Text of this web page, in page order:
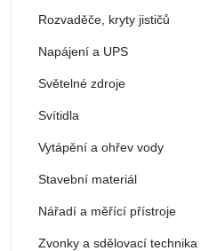
Rozvaděče, kryty jističů
Napájení a UPS
Světelné zdroje
Svítidla
Vytápění a ohřev vody
Stavební materiál
Nářadí a měřící přístroje
Zvonky a sdělovací technika